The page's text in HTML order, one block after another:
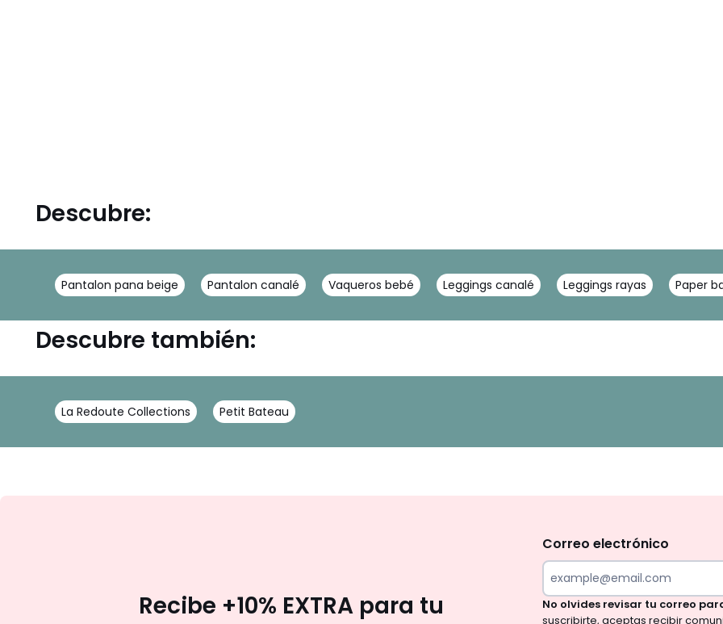
Descubre:
Pantalon pana beige Pantalon canalé Vaqueros bebé Leggings canalé Leggings rayas Paper
Descubre también:
La Redoute Collections Petit Bateau
olvides
revisar
tu
correo
Recibe +10% EXTRA para tu
Correo electrónico
No olvides revisar tu correo
suscribirte, aceptas recibir